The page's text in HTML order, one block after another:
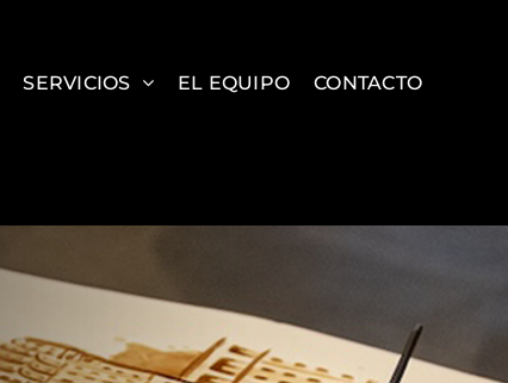
SERVICIOS EL EQUIPO CONTACTO